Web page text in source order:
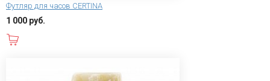
Футляр для часов CERTINA
1 000 руб.